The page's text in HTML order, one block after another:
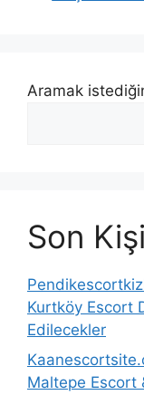
Aramak
Son
Kurtköy Escort
Edilecekler
Maltepe Escort